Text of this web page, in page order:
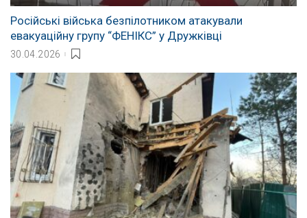
Російські війська безпілотником атакували
евакуаційну групу “ФЕНІКС” у Дружківці
30.04.2026